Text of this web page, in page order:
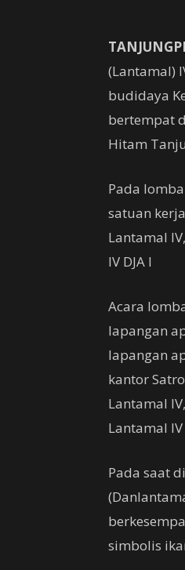
(Lantamal)
budidaya
bertempat
Hitam
Pada
satuan
Lantamal
IV DJA I
Acara
lapangan
lapangan
kantor
Lantamal
Lantamal
Pada saat
simbolis